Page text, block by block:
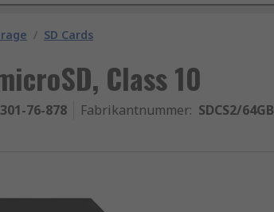
/ SD Cards
Class 10
301-76-878 Fabrikantnummer: SDCS2/64GB